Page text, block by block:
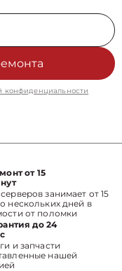
конфиденциальности
от 15
занимает от 15
нескольких дней в
от поломки
до 24
и запчасти
нашей